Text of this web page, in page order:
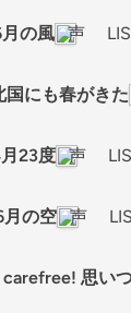
の風 声
国にも春がきた
23度 声
月の空 声
思い